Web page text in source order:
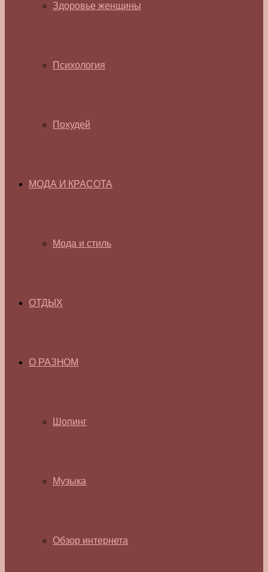
Здоровье женщины
Психология
Похудей
МОДА И КРАСОТА
Мода и стиль
ОТДЫХ
О РАЗНОМ
Шопинг
Музыка
Обзор интернета